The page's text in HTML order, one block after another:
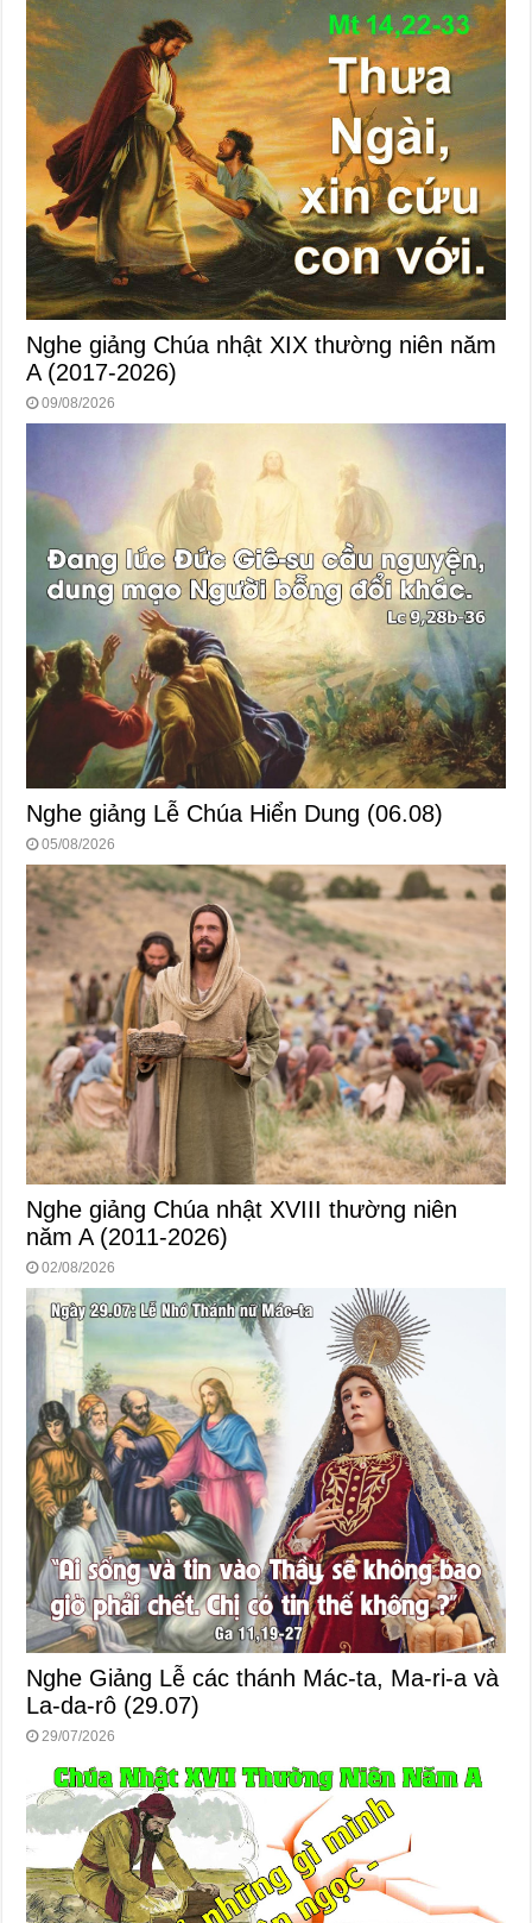
Nghe giảng Chúa nhật XIX thường niên năm
A (2017-2026)
09/08/2026
Nghe giảng Lễ Chúa Hiển Dung (06.08)
05/08/2026
Nghe giảng Chúa nhật XVIII thường niên
năm A (2011-2026)
02/08/2026
Nghe Giảng Lễ các thánh Mác-ta, Ma-ri-a và
La-da-rô (29.07)
29/07/2026